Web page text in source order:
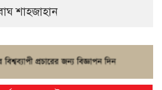
শাহজাহান